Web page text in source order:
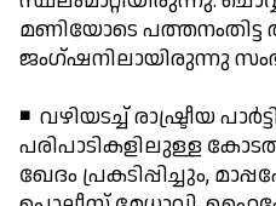
മണിയോടെ
ജംഗ്ഷനിലായിരുന്നു
◾ വഴിയടച്ച് രാഷ്ട്രീയ
പരിപാടികളിലുള്ള
ഖേദം പ്രകടിപ്പിച്ചും,